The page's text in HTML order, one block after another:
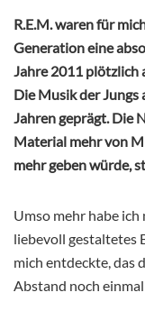
R.E.M. waren für
Generation eine
Jahre 2011 plötzlich
Die Musik der Jungs
Jahren geprägt. Die
Material mehr von
mehr geben würde,
Umso mehr habe ich
liebevoll gestaltetes
mich entdeckte, das
Abstand noch